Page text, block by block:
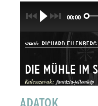
00:00
SZERZŐ: RICHARD EILENBERG
Die Mühle
Kulcsszavak: fantázia-jellemkép